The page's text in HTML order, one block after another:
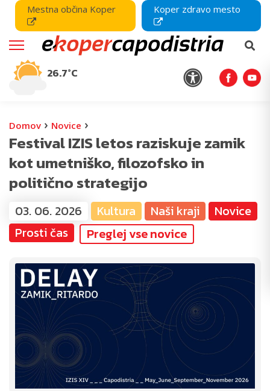
Mestna občina Koper Koper zdravo mesto
26.7°C
Domov › Novice ›
Festival IZIS letos raziskuje zamik
kot umetniško, filozofsko in
politično strategijo
03. 06. 2026 Kultura Naši kraji
Novice
Prosti čas
Preglej vse novice